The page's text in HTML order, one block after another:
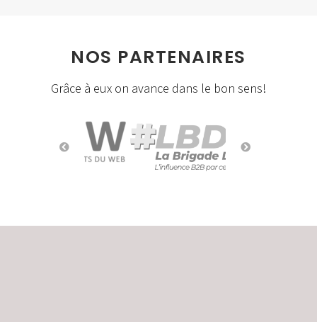
NOS PARTENAIRES
Grâce à eux on avance dans le bon sens!